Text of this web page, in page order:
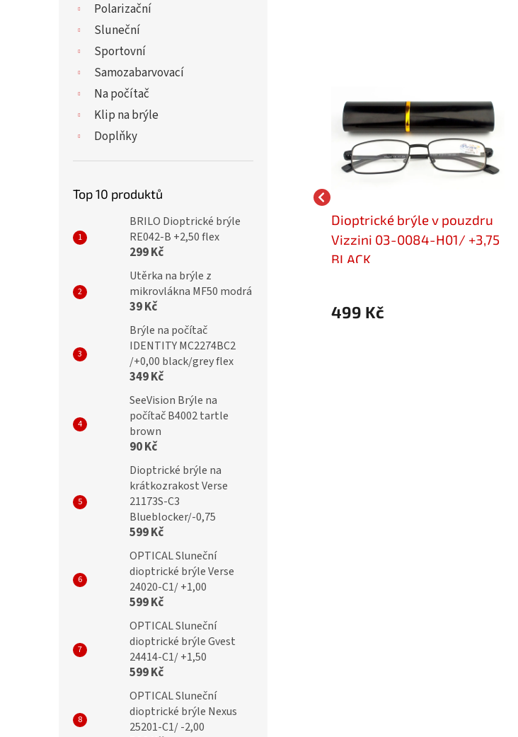
Polarizační
Sluneční
Sportovní
Samozabarvovací
Na počítač
Klip na brýle
Doplňky
Top 10 produktů
BRILO Dioptrické brýle
RE042-B +2,50 flex
299 Kč
Utěrka na brýle z
mikrovlákna MF50 modrá
39 Kč
Brýle na počítač
IDENTITY MC2274BC2
/+0,00 black/grey flex
349 Kč
SeeVision Brýle na
počítač B4002 tartle
brown
90 Kč
Dioptrické brýle na
krátkozrakost Verse
21173S-C3
Blueblocker/-0,75
599 Kč
OPTICAL Sluneční
dioptrické brýle Verse
24020-C1/ +1,00
599 Kč
OPTICAL Sluneční
dioptrické brýle Gvest
24414-C1/ +1,50
599 Kč
OPTICAL Sluneční
dioptrické brýle Nexus
25201-C1/ -2,00
+3,75 GOLD
Dioptrické brýle v pouzdru
KOKO 2134/ +3,75 brown
399 Kč
Dioptrické brýle v pouzdru
Vizzini 03-0084-H01/ +3,75
BLACK
499 Kč